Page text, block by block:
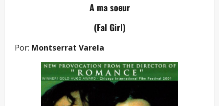
A ma soeur
(Fal Girl)
Por: Montserrat Varela